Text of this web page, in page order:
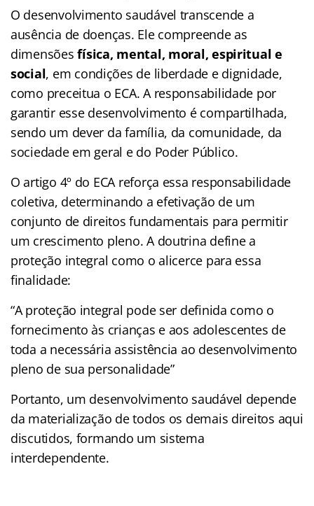
O desenvolvimento saudável transcende a
ausência de doenças. Ele compreende as
dimensõesfísica, mental, moral, espiritual e
social, em condições de liberdade e dignidade,
como preceitua o ECA. A responsabilidade por
garantir esse desenvolvimento é compartilhada,
sendo um dever da família, da comunidade, da
sociedade em geral e do Poder Público.
O artigo 4º do ECA reforça essa responsabilidade
coletiva, determinando a efetivação de um
conjunto de direitos fundamentais para permitir
um crescimento pleno. A doutrina define a
proteção integral como o alicerce para essa
finalidade:
“A proteção integral pode ser definida como o
fornecimento às crianças e aos adolescentes de
toda a necessária assistência ao desenvolvimento
pleno de sua personalidade”
Portanto, um desenvolvimento saudável depende
da materialização de todos os demais direitos aqui
discutidos, formando um sistema
interdependente.